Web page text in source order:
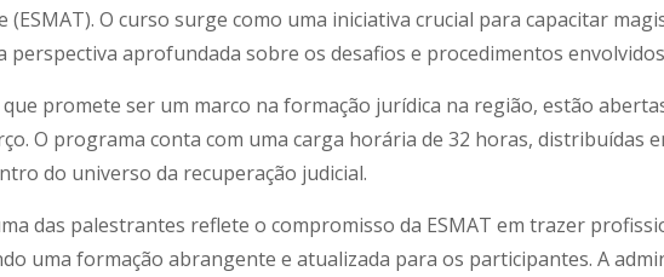
O curso surge como uma iniciativa crucial para capacitar
perspectiva aprofundada sobre os desafios e procedimentos
promete ser um marco na formação jurídica na região, estão
O programa conta com uma carga horária de 32 horas, distribuídas
do universo da recuperação judicial.
das palestrantes reflete o compromisso da ESMAT em trazer
uma formação abrangente e atualizada para os participantes. A